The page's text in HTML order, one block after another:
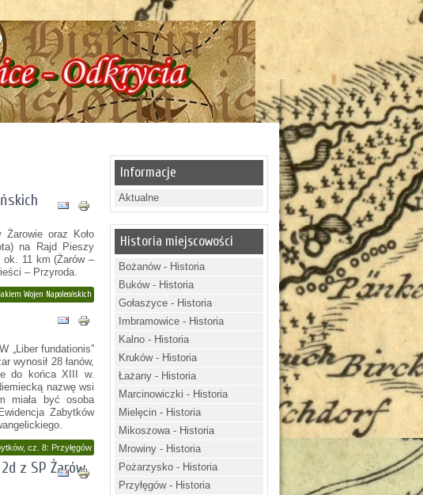
537-481-116 !!! Historia - Tajemnice - Odkrycia !!!
oraz Koło
na Rajd Pieszy
11 km (Żarów –
– Przyroda.
Wojen Napoleońskich
„Liber fundationis”
wynosił 28 łanów,
do końca XIII w.
nazwę wsi
miała być osoba
Zabytków
cz. 8: Przyłęgów
z SP Żarów.
Informacje
Aktualne
Historia miejscowości
Bożanów - Historia
Buków - Historia
Gołaszyce - Historia
Imbramowice - Historia
Kalno - Historia
Kruków - Historia
Łażany - Historia
Marcinowiczki - Historia
Mielęcin - Historia
Mikoszowa - Historia
Mrowiny - Historia
Pożarzysko - Historia
Przyłęgów - Historia